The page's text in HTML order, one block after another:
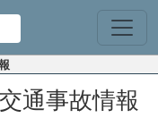
通事故情報